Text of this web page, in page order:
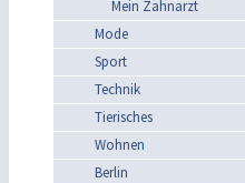
Mein Zahnarzt
Mode
Sport
Technik
Tierisches
Wohnen
Berlin